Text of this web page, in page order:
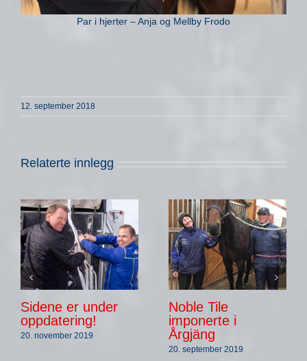
Par i hjerter – Anja og Mellby Frodo
12. september 2018
Relaterte innlegg
Sidene er under
oppdatering!
20. november 2019
Noble Tile
imponerte i
Årgjäng
20. september 2019